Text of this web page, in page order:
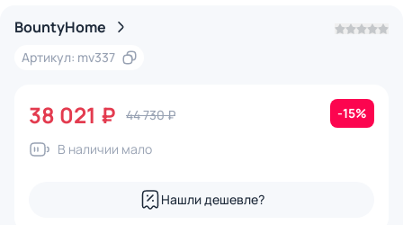
BountyHome
Артикул: mv337
38 021 ₽ 44 730 ₽ -15%
В наличии мало
Нашли дешевле?